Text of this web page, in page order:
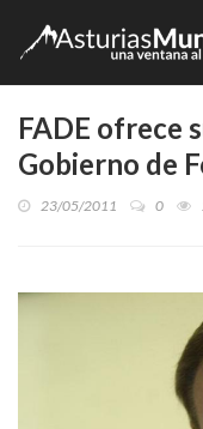
FADE ofrece
Gobierno de
23/05/2011 0